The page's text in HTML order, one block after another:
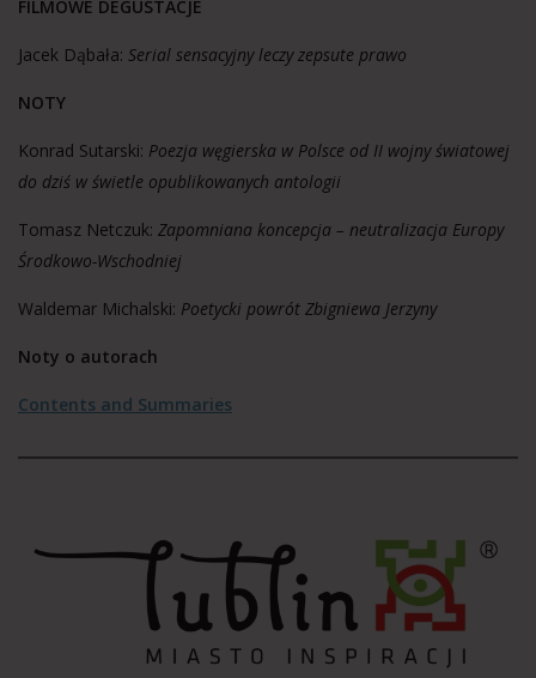
FILMOWE DEGUSTACJE
Jacek Dąbała: Serial sensacyjny leczy zepsute prawo
NOTY
Konrad Sutarski: Poezja węgierska w Polsce od II wojny światowej
do dziś w świetle opublikowanych antologii
Tomasz Netczuk: Zapomniana koncepcja – neutralizacja Europy
Środkowo-Wschodniej
Waldemar Michalski: Poetycki powrót Zbigniewa Jerzyny
Noty o autorach
Contents and Summaries